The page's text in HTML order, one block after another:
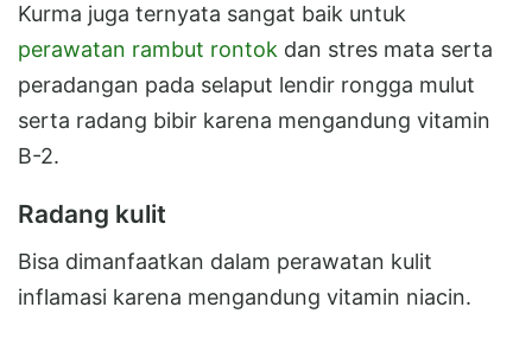
Kurma juga ternyata sangat baik untuk
perawatan rambut rontok dan stres mata serta
peradangan pada selaput lendir rongga mulut
serta radang bibir karena mengandung vitamin
B-2.
Radang kulit
Bisa dimanfaatkan dalam perawatan kulit
inflamasi karena mengandung vitamin niacin.